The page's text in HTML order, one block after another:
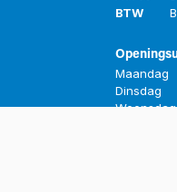
BTW
Maandag
Dinsdag
Woensdag